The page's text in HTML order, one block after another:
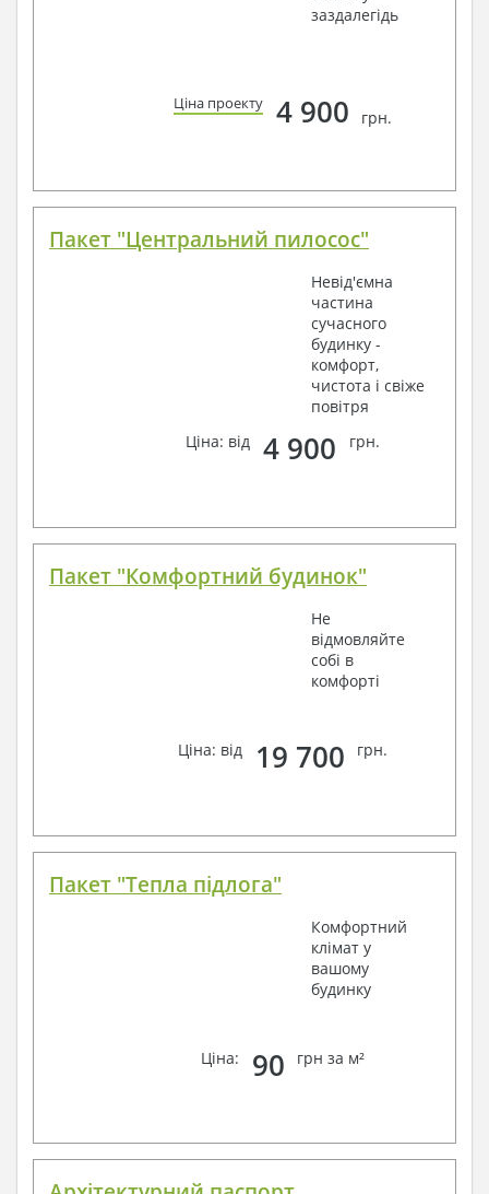
заздалегідь
Ціна проекту 4 900 грн.
Пакет "Центральний пилосос"
Невід'ємна
частина
сучасного
будинку -
комфорт,
чистота і свіже
повітря
Ціна: від
4 900 грн.
Пакет "Комфортний будинок"
Не
відмовляйте
собі в
комфорті
Ціна: від 19 700 грн.
Пакет "Тепла підлога"
Комфортний
клімат у
вашому
будинку
Ціна: 90 грн за м²